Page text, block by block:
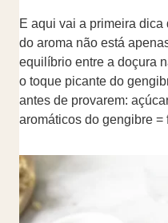
E aqui vai a primeira
do aroma não está
equilíbrio entre a doçura
o toque picante do
antes de provarem:
aromáticos do gengibre =